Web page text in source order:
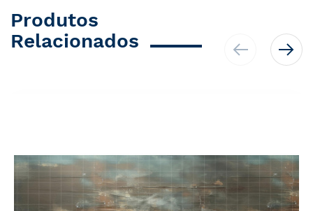
Produtos
Relacionados